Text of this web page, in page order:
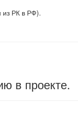
из РК в РФ).
в проекте.